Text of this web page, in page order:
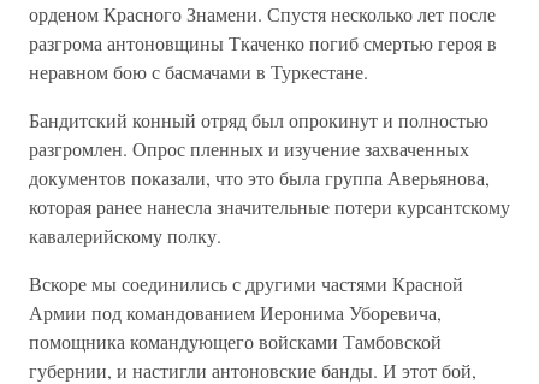
орденом Красного Знамени. Спустя несколько лет после
разгрома антоновщины Ткаченко погиб смертью героя в
неравном бою с басмачами в Туркестане.
Бандитский конный отряд был опрокинут и полностью
разгромлен. Опрос пленных и изучение захваченных
документов показали, что это была группа Аверьянова,
которая ранее нанесла значительные потери курсантскому
кавалерийскому полку.
Вскоре мы соединились с другими частями Красной
Армии под командованием Иеронима Уборевича,
помощника командующего войсками Тамбовской
губернии, и настигли антоновские банды. И этот бой,